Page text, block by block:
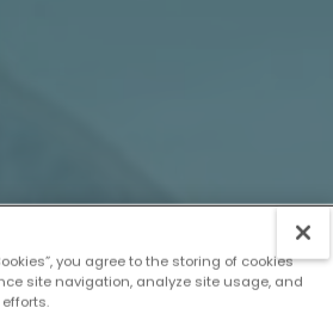
you agree to the storing of cookies
site navigation, analyze site usage, and